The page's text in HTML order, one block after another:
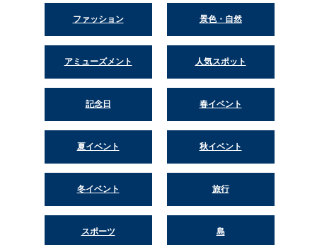
ファッション 景色・自然
アミューズメント 人気スポット
記念日 春イベント
夏イベント 秋イベント
冬イベント 旅行
スポーツ 島